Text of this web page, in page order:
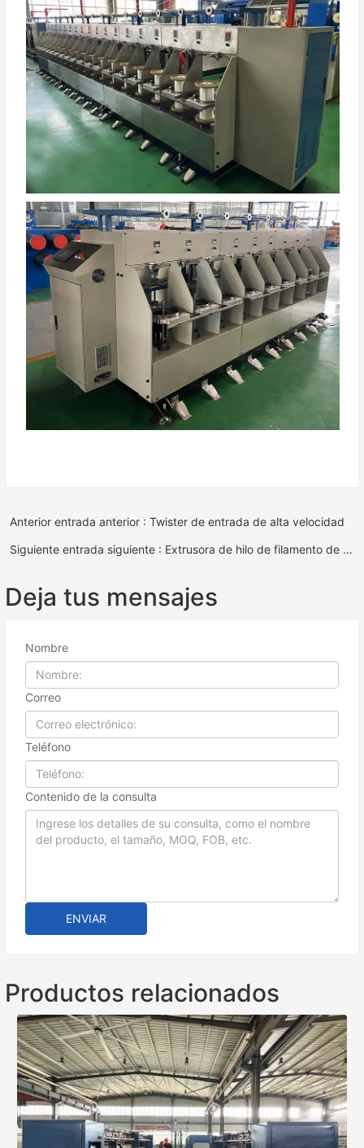
Anterior entrada anterior : Twister de entrada de alta velocidad
Siguiente entrada siguiente : Extrusora de hilo de filamento de plástico de poliéster HDPE PP
Deja tus mensajes
Nombre
Correo
Teléfono
Contenido de la consulta
ENVIAR
Productos relacionados